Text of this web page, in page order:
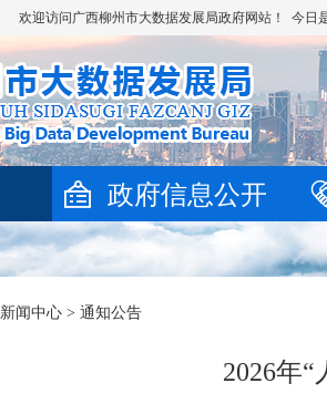
欢迎访问广西柳州市大数据发展局政府网站！ 今日
政府信息公开
新闻中心 > 通知公告
​2026年